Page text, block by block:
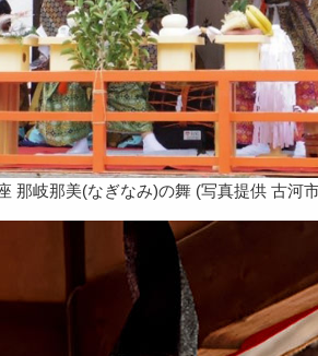
那岐那美(なぎなみ)の舞 (写真提供 古河